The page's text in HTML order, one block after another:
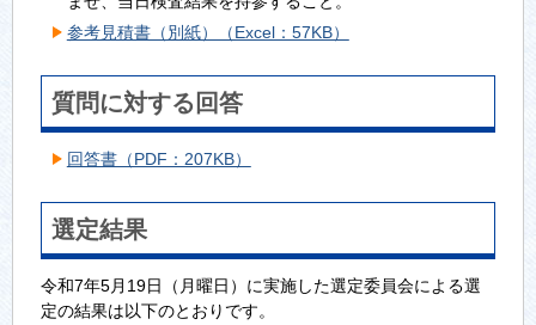
参考見積書（別紙）（Excel：57KB）
質問に対する回答
回答書（PDF：207KB）
選定結果
令和7年5月19日（月曜日）に実施した選定委員会による選
定の結果は以下のとおりです。